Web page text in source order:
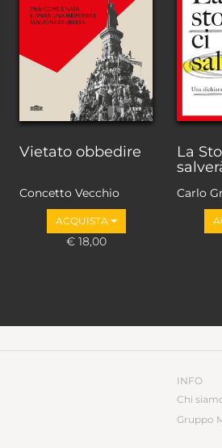
Vietato obbedire
Concetto Vecchio
ACQUISTA
€ 18,00
La
Carlo
INFO
Chi
Gruppo